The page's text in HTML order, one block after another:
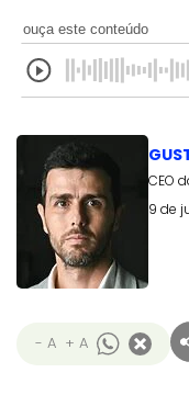
ouça este conteúdo
CEO
9 de
- A + A